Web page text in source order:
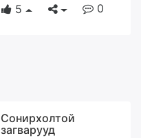
5
0
Сонирхолтой
загварууд